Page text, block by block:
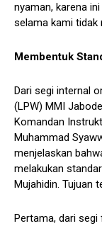
nyaman, karena
selama kami tidak
Membentuk
Dari segi internal
(LPW) MMI
Komandan
Muhammad
menjelaskan
melakukan
Mujahidin. Tujuan
Pertama, dari